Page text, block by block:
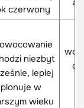
czerwony
niezbyt
lepiej
plonuje w
wieku